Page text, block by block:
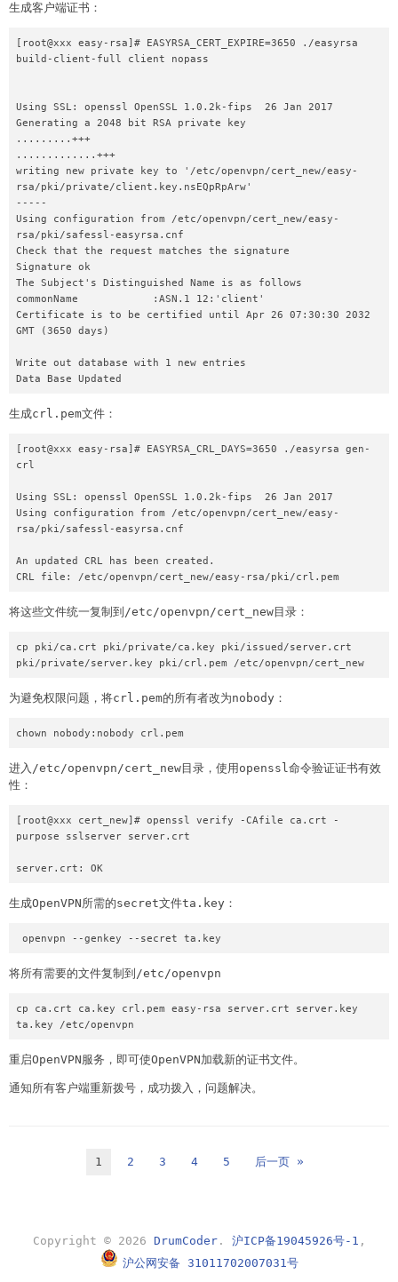
生成客户端证书：
[root@xxx easy-rsa]# EASYRSA_CERT_EXPIRE=3650 ./easyrsa
build-client-full client nopass
Using SSL: openssl OpenSSL 1.0.2k-fips  26 Jan 2017
Generating a 2048 bit RSA private key
.........+++
.............+++
writing new private key to '/etc/openvpn/cert_new/easy-
rsa/pki/private/client.key.nsEQpRpArw'
-----
Using configuration from /etc/openvpn/cert_new/easy-
rsa/pki/safessl-easyrsa.cnf
Check that the request matches the signature
Signature ok
The Subject's Distinguished Name is as follows
commonName            :ASN.1 12:'client'
Certificate is to be certified until Apr 26 07:30:30 2032
GMT (3650 days)
Write out database with 1 new entries
Data Base Updated
生成crl.pem文件：
[root@xxx easy-rsa]# EASYRSA_CRL_DAYS=3650 ./easyrsa gen-
crl
Using SSL: openssl OpenSSL 1.0.2k-fips  26 Jan 2017
Using configuration from /etc/openvpn/cert_new/easy-
rsa/pki/safessl-easyrsa.cnf
An updated CRL has been created.
CRL file: /etc/openvpn/cert_new/easy-rsa/pki/crl.pem
将这些文件统一复制到/etc/openvpn/cert_new目录：
cp pki/ca.crt pki/private/ca.key pki/issued/server.crt
pki/private/server.key pki/crl.pem /etc/openvpn/cert_new
为避免权限问题，将crl.pem的所有者改为nobody：
chown nobody:nobody crl.pem
进入/etc/openvpn/cert_new目录，使用openssl命令验证证书有效
性：
[root@xxx cert_new]# openssl verify -CAfile ca.crt -
purpose sslserver server.crt
server.crt: OK
生成OpenVPN所需的secret文件ta.key：
openvpn --genkey --secret ta.key
将所有需要的文件复制到/etc/openvpn
cp ca.crt ca.key crl.pem easy-rsa server.crt server.key
ta.key /etc/openvpn
重启OpenVPN服务，即可使OpenVPN加载新的证书文件。
通知所有客户端重新拨号，成功拨入，问题解决。
1 2 3 4 5 后一页 »
Copyright © 2026 DrumCoder. 沪ICP备19045926号-1 ,
沪公网安备 31011702007031号